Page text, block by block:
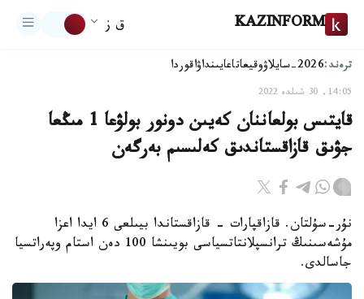
KAZINFORM ق ز
ترەند:2026-سايلاۋ وقيعاتاعايىنداۋاقوردا
14:05, 30 شىلدە 2022
قايتىس بولعاننان كەيىن دونور بولۋعا 1 مىڭعا
جۋىق قازاقستاندىق كەلىسىم بەرگەن
نۇر-سۇلتان. قازاقپارات - قازاقستاندا بيىلعى 6 ايدا اعزا
مۇشەسىنىڭ ترانسپلانتاتسياسى بويىنشا 100 دەن استام وپەراتسيا
جاسالدى.